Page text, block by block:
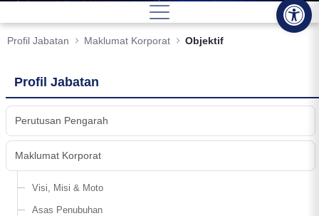
Profil Jabatan Maklumat Korporat Objektif
Profil Jabatan
Perutusan Pengarah
Maklumat Korporat
Visi, Misi & Moto
Asas Penubuhan